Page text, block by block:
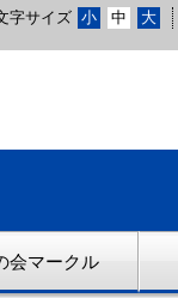
字サイズ 小 中 大
会マークル